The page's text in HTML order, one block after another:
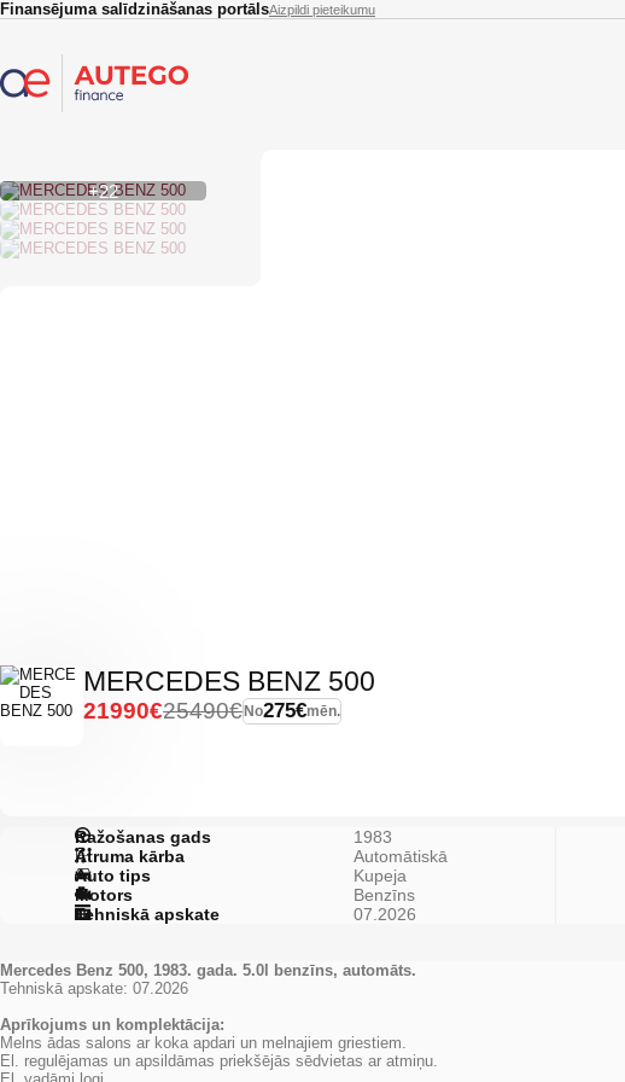
Skip to main content
Finansējuma salīdzināšanas portālsAizpildi pieteikumu
+22
MERCEDES BENZ 500
No275€mēn.
25490€
21990€
Ražošanas gads
1983
Ātruma kārba
Automātiskā
Auto tips
Kupeja
Motors
Benzīns
Tehniskā apskate
07.2026
Mercedes Benz 500, 1983. gada. 5.0l benzīns, automāts.
Tehniskā apskate: 07.2026
Aprīkojums un komplektācija:
Melns ādas salons ar koka apdari un melnajiem griestiem.
El. regulējamas un apsildāmas priekšējās sēdvietas ar atmiņu.